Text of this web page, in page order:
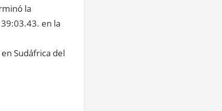
la
en la
Sudáfrica del